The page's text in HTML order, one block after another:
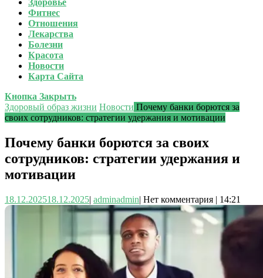
Здоровье
Фитнес
Отношения
Лекарства
Болезни
Красота
Новости
Карта Сайта
Кнопка Закрыть
Здоровый образ жизни Новости Почему банки борются за
своих сотрудников: стратегии удержания и мотивации
Почему банки борются за своих
сотрудников: стратегии удержания и
мотивации
18.12.202518.12.2025| adminadmin| Нет комментария | 14:21